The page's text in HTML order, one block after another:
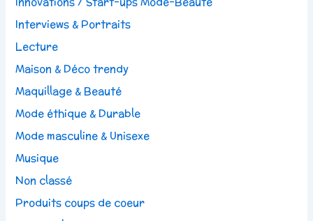
Interviews & Portraits
Lecture
Maison & Déco trendy
Maquillage & Beauté
Mode éthique & Durable
Mode masculine & Unisexe
Musique
Non classé
Produits coups de coeur